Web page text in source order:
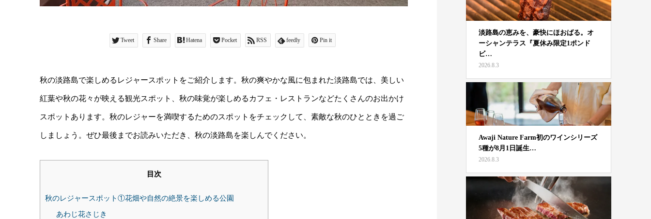
Tweet Share Hatena Pocket RSS feedly Pin it
秋の淡路島で楽しめるレジャースポットをご紹介します。秋の爽やかな風に包まれた淡路島では、美しい
紅葉や秋の花々が映える観光スポット、秋の味覚が楽しめるカフェ・レストランなどたくさんのお出かけ
スポットあります。秋のレジャーを満喫するためのスポットをチェックして、素敵な秋のひとときを過ご
しましょう。ぜひ最後までお読みいただき、秋の淡路島を楽しんでください。
目次
秋のレジャースポット①花畑や自然の絶景を楽しめる公園
あわじ花さじき
淡路島の恵みを、豪快にほおばる。オ
ーシャンテラス『夏休み限定1ポンド
ビ…
2026.8.3
Awaji Nature Farm初のワインシリーズ
5種が8月1日誕生…
2026.8.3